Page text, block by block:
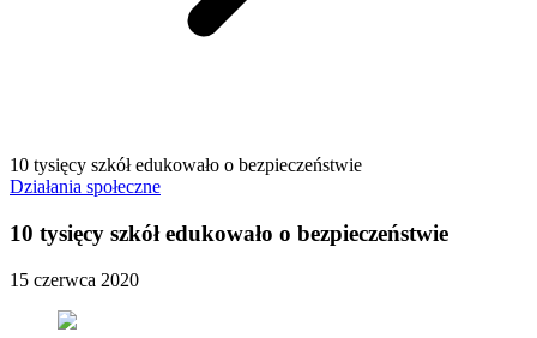
10 tysięcy szkół edukowało o bezpieczeństwie
Działania społeczne
10 tysięcy szkół edukowało o bezpieczeństwie
15 czerwca 2020